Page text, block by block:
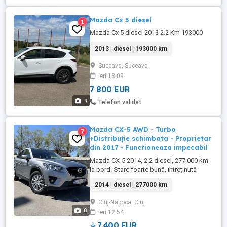
9
1 Mazda Cx 5 diesel
Mazda Cx 5 diesel 2013 2.2 Km 193000
2013 | diesel | 193000 km
Suceava, Suceava
ieri 13:09
7 800 EUR
Telefon validat
8
7
Mazda CX-5 AWD - Turbo
+Distribuție schimbata - Proprietar
din 2017 - Functioneaza impecabil
Mazda CX-5 2014, 2.2 diesel, 277.000 km
la bord. Stare foarte bună, întreținută
originala, ax cu came original schimbate și
turbine recondiționate la 200.000 km, ulei
cutie automată schimbat recent, revizii la
timp. Curățare EGR, răcitor de gaze și
galerie ...
2014 | diesel | 277000 km
Cluj-Napoca, Cluj
ieri 12:54